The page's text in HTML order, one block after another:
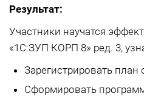
Результат:
Участники научатся
«1С:ЗУП КОРП 8» ред. 3,
Зарегистрировать план
Сформировать